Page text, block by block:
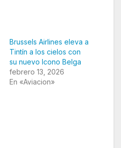
Brussels Airlines eleva a
Tintín a los cielos con
su nuevo Icono Belga
febrero 13, 2026
En «Aviacion»